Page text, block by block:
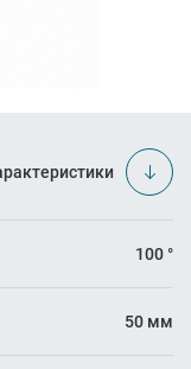
100 °
50 мм